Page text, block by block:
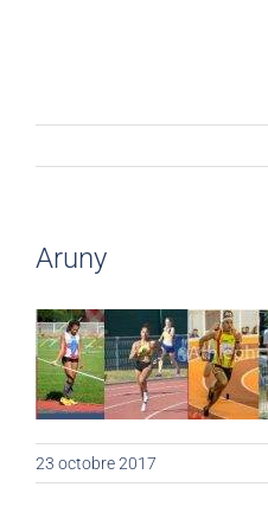
Aruny
23 octobre 2017